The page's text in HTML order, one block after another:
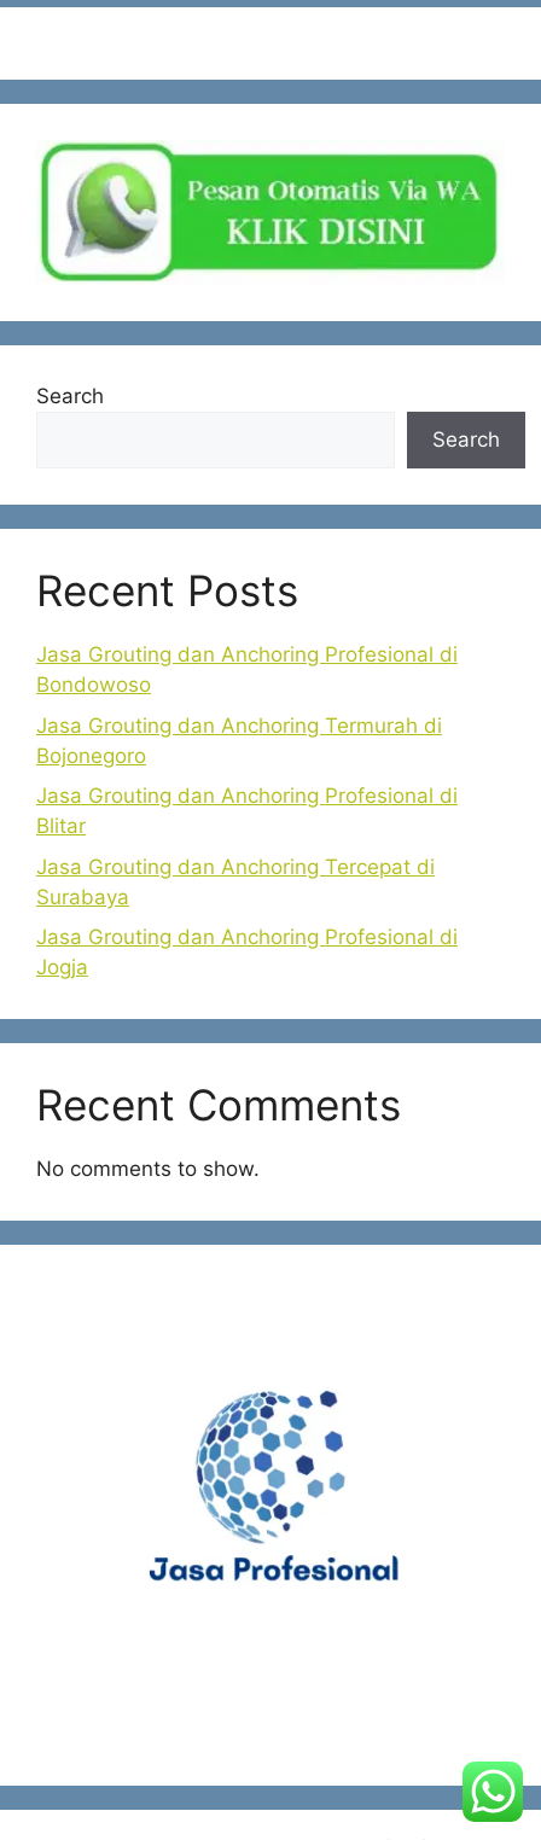
Search
Search
Recent Posts
Jasa Grouting dan Anchoring Profesional di
Bondowoso
Jasa Grouting dan Anchoring Termurah di
Bojonegoro
Jasa Grouting dan Anchoring Profesional di
Blitar
Jasa Grouting dan Anchoring Tercepat di
Surabaya
Jasa Grouting dan Anchoring Profesional di
Jogja
Recent Comments
No comments to show.